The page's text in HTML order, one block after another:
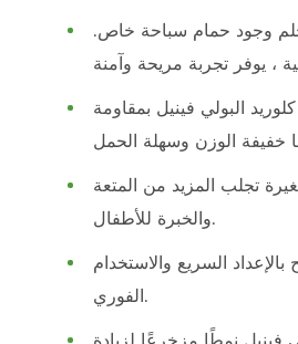
حلم وجود حمام سباحة خاص.
البولي فينيل بمقاومة
تجلب المزيد من المتعة
والخبرة للأطفال.
السريع والاستخدام
الفوري.